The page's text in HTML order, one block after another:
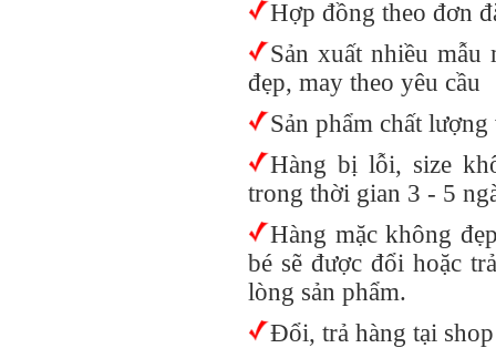
Hợp đồng theo đơn
Sản xuất nhiều mẫu
đẹp, may theo yêu cầu
Sản phẩm chất
Hàng bị lỗi, size
trong thời gian 3 - 5
Hàng mặc không
bé sẽ được đổi hoặc
lòng sản phẩm.
Đổi, trả hàng tại